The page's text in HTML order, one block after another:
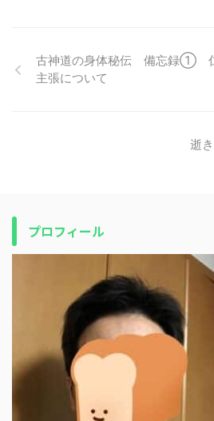
古神道の身体秘伝 備忘録①
主張について
逝
プロフィール